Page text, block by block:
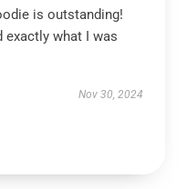
is outstanding!
exactly what I was
Nov 30, 2024